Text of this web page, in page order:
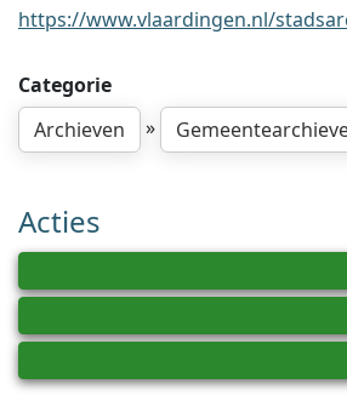
https://www.vlaardingen.nl/
Categorie
Archieven
»
Acties